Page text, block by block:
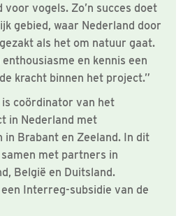
vogels. Zo’n succes doet
gebied, waar Nederland door
als het om natuur gaat.
en kennis een
kracht binnen het project.”
coördinator van het
in Nederland met
in Brabant en Zeeland. In dit
met partners in
België en Duitsland.
een Interreg-subsidie van de